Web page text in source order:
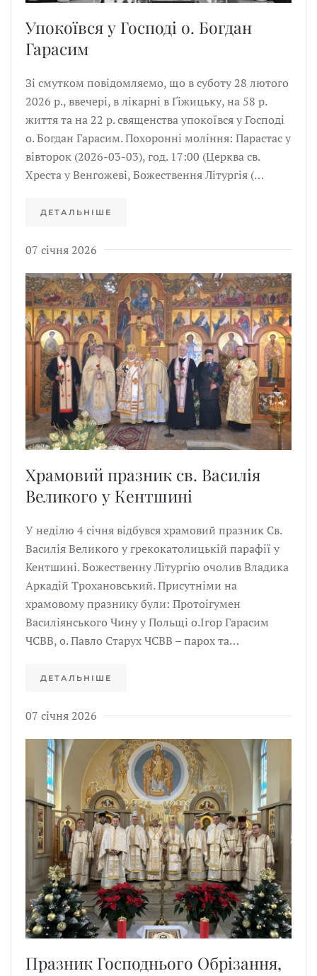
Упокоївся у Господі о. Богдан
Гарасим
Зі смутком повідомляємо, що в суботу 28 лютого
2026 р., ввечері, в лікарні в Ґіжицьку, на 58 р.
життя та на 22 р. священства упокоївся у Господі
о. Богдан Гарасим. Похоронні моління: Парастас у
вівторок (2026-03-03), год. 17:00 (Церква св.
Хреста у Венгожеві, Божествення Літургія (…
ДЕТАЛЬНІШЕ
07 січня 2026
Храмовий празник св. Василія
Великого у Кентшині
У неділю 4 січня відбувся храмовий празник Св.
Василія Великого у грекокатолицькій парафії у
Кентшині. Божественну Літургію очолив Владика
Аркадій Трохановський. Присутніми на
храмовому празнику були: Протоігумен
Василіянського Чину у Польщі о.Ігор Гарасим
ЧСВВ, о. Павло Старух ЧСВВ – парох та…
ДЕТАЛЬНІШЕ
07 січня 2026
Празник Господнього Обрізання,